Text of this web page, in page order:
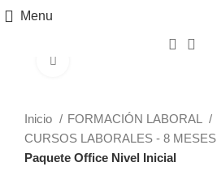
Menu
Inicio
FORMACIÓN LABORAL
CURSOS LABORALES - 8 MESES
Paquete Office Nivel Inicial